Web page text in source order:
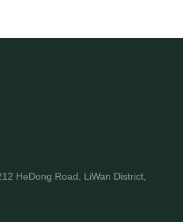
HeDong Road, LiWan District,